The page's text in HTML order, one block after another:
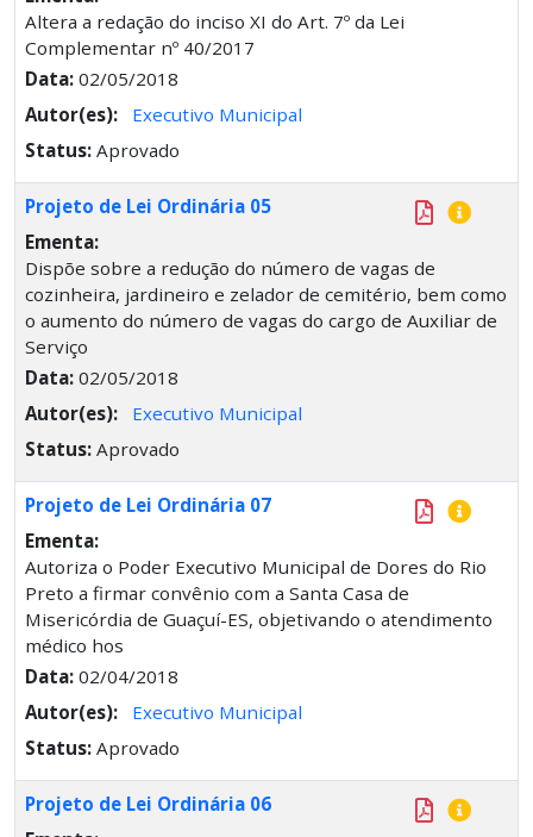
Altera a redação do inciso XI do Art. 7º da Lei
Complementar nº 40/2017
Data: 02/05/2018
Autor(es):
Executivo Municipal
Status: Aprovado
Projeto de Lei Ordinária 05
Ementa:
Dispõe sobre a redução do número de vagas de
cozinheira, jardineiro e zelador de cemitério, bem como
o aumento do número de vagas do cargo de Auxiliar de
Serviço
Data: 02/05/2018
Autor(es):
Executivo Municipal
Status: Aprovado
Projeto de Lei Ordinária 07
Ementa:
Autoriza o Poder Executivo Municipal de Dores do Rio
Preto a firmar convênio com a Santa Casa de
Misericórdia de Guaçuí-ES, objetivando o atendimento
médico hos
Data: 02/04/2018
Autor(es):
Executivo Municipal
Status: Aprovado
Projeto de Lei Ordinária 06